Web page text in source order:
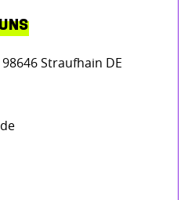
Straufhain DE